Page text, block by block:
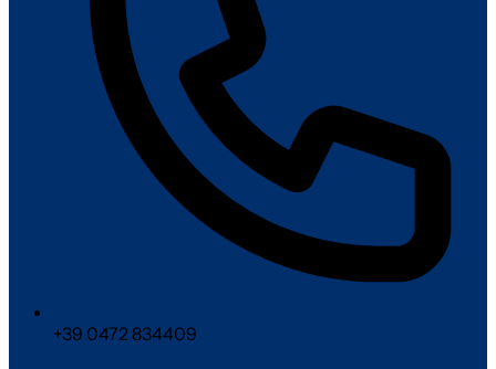
+39 0472 834409